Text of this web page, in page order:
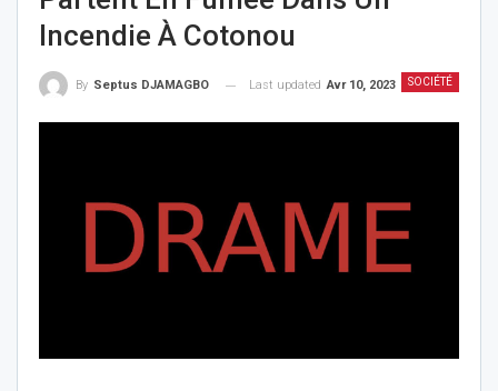
Incendie À Cotonou
SOCIÉTÉ
By Septus DJAMAGBO Last updated Avr 10, 2023